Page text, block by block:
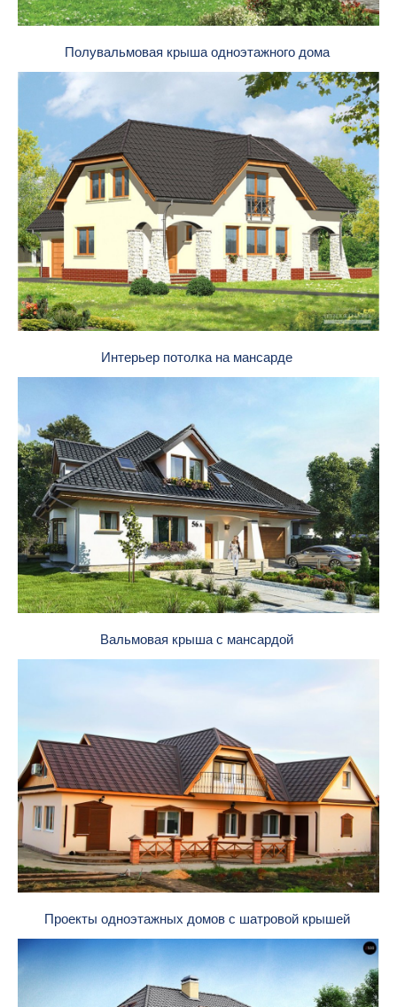
Полувальмовая крыша одноэтажного дома
Интерьер потолка на мансарде
Вальмовая крыша с мансардой
Проекты одноэтажных домов с шатровой крышей